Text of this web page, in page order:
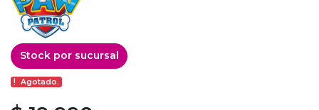
Stock por sucursal
Agotado.